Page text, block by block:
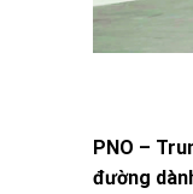
PNO –
đường